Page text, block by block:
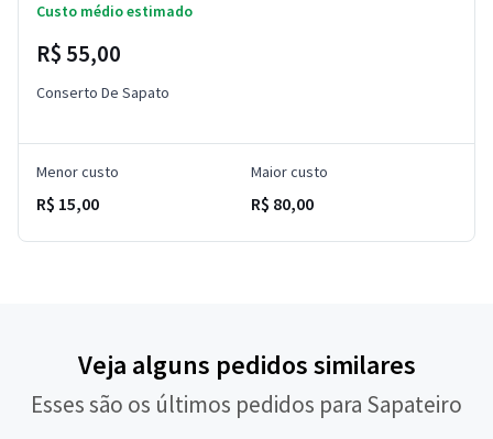
Custo médio estimado
R$ 55,00
Conserto De Sapato
Menor custo
R$ 15,00
Maior custo
R$ 80,00
Veja alguns pedidos similares
Esses são os últimos pedidos para Sapateiro